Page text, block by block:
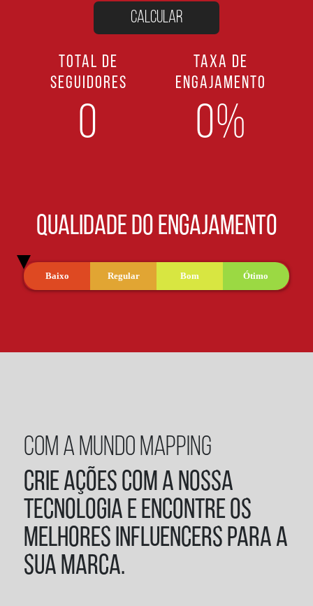
TOTAL DE
SEGUIDORES
0
TAXA DE
ENGAJAMENTO
0%
QUALIDADE DO ENGAJAMENTO
Baixo Regular Bom Ótimo
COM A MUNDO MAPPING
Crie ações com a nossa
tecnologia e encontre os
melhores influencers para a
sua marca.